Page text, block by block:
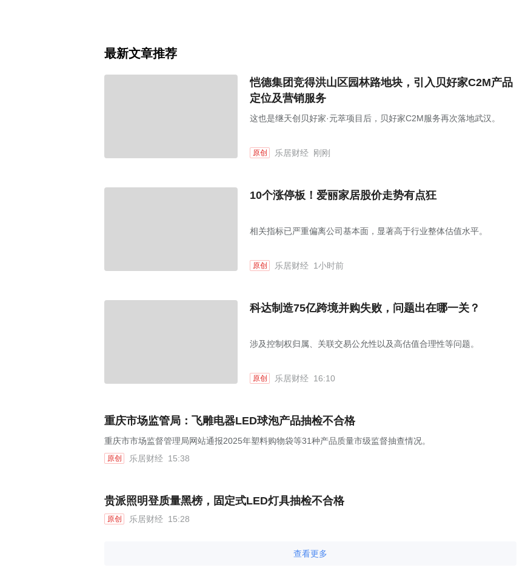
最新文章推荐
恺德集团竞得洪山区园林路地块，引入贝好家C2M产品
定位及营销服务
这也是继天创贝好家·元萃项目后，贝好家C2M服务再次落地武汉。
原创 乐居财经 刚刚
10个涨停板！爱丽家居股价走势有点狂
相关指标已严重偏离公司基本面，显著高于行业整体估值水平。
原创 乐居财经 1小时前
科达制造75亿跨境并购失败，问题出在哪一关？
涉及控制权归属、关联交易公允性以及高估值合理性等问题。
原创 乐居财经 16:10
重庆市场监管局：飞雕电器LED球泡产品抽检不合格
重庆市市场监督管理局网站通报2025年塑料购物袋等31种产品质量市级监督抽查情况。
原创 乐居财经 15:38
贵派照明登质量黑榜，固定式LED灯具抽检不合格
原创 乐居财经 15:28
查看更多